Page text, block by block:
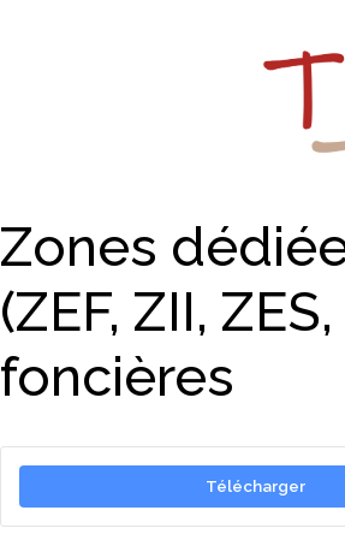
Zones
(ZEF, ZII,
foncières
Télécharger